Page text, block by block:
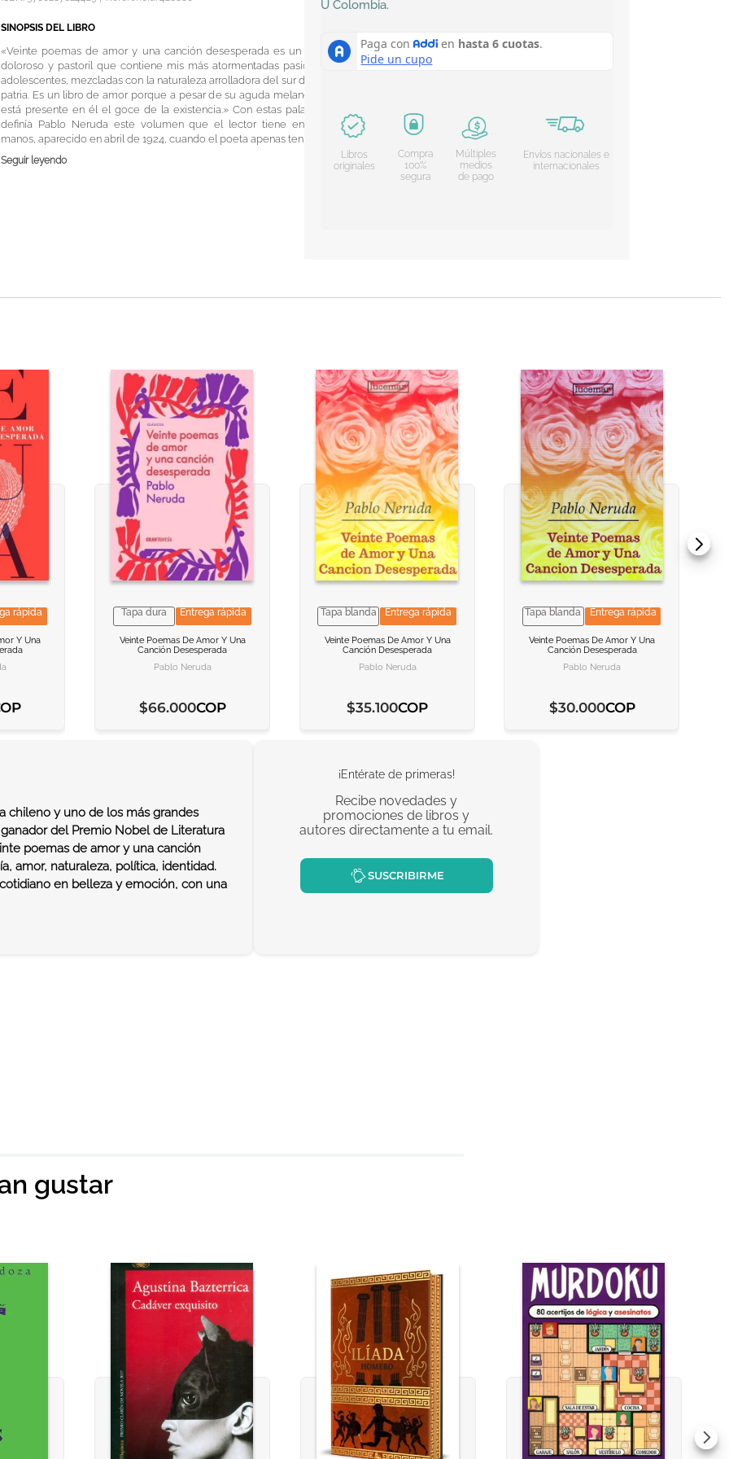
SINOPSIS DEL LIBRO
«Veinte poemas de amor y una canción desesperada es un libro
doloroso y pastoril que contiene mis más atormentadas pasiones
adolescentes, mezcladas con la naturaleza arrolladora del sur de mi
patria. Es un libro de amor porque a pesar de su aguda melancolía
está presente en él el goce de la existencia.» Con estas palabras
definía Pablo Neruda este volumen que el lector tiene en sus
manos, aparecido en abril de 1924, cuando el poeta apenas tenía d...
Seguir leyendo
U Colombia.
Libros
originales
Compra
100%
segura
Múltiples
medios
de pago
Envíos nacionales e
internacionales
rápida
Y Una
VER INFORMACION
AGREGAR AL CARRITO
VER INFORMACION
AGREGAR AL CARRITO
Tapa dura Entrega rápida
Veinte Poemas De Amor Y Una
Canción Desesperada
Pablo Neruda
$66.000COP
VER INFORMACION
AGREGAR AL CARRITO
VER INFORMACION
AGREGAR AL CARRITO
Tapa blanda Entrega rápida
Veinte Poemas De Amor Y Una
Canción Desesperada
Pablo Neruda
$35.100COP
VER INFORMACION
AGREGAR AL CARRITO
VER INFORMACION
AGREGAR AL CARRITO
Tapa blanda Entrega rápida
Veinte Poemas De Amor Y Una
Canción Desesperada
Pablo Neruda
$30.000COP
chileno y uno de los más grandes
del Premio Nobel de Literatura
poemas de amor y una canción
amor, naturaleza, política, identidad.
en belleza y emoción, con una
¡Entérate de primeras!
Recibe novedades y
promociones de libros y
autores directamente a tu email.
SUSCRIBIRME
gustar